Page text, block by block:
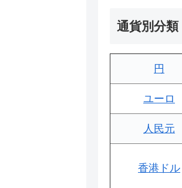
通貨別分類
円
ユーロ
人民元
香港ドル